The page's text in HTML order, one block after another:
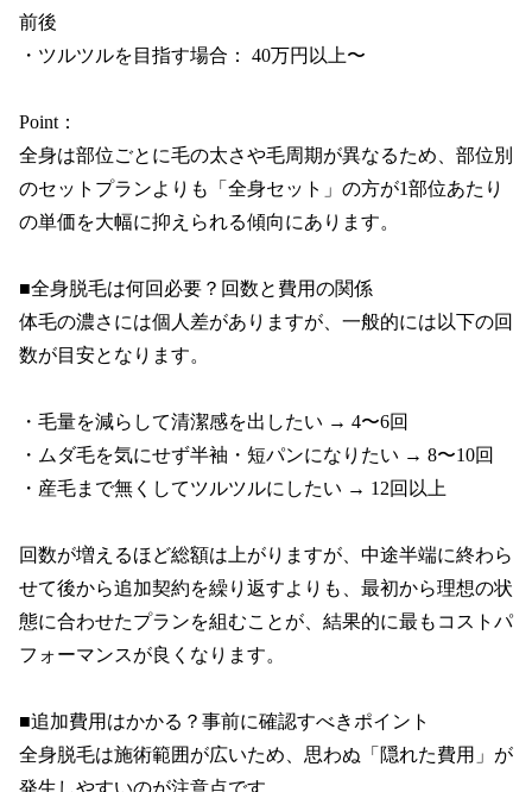
前後
・ツルツルを目指す場合： 40万円以上〜
Point：
全身は部位ごとに毛の太さや毛周期が異なるため、部位別
のセットプランよりも「全身セット」の方が1部位あたり
の単価を大幅に抑えられる傾向にあります。
■全身脱毛は何回必要？回数と費用の関係
体毛の濃さには個人差がありますが、一般的には以下の回
数が目安となります。
・毛量を減らして清潔感を出したい → 4〜6回
・ムダ毛を気にせず半袖・短パンになりたい → 8〜10回
・産毛まで無くしてツルツルにしたい → 12回以上
回数が増えるほど総額は上がりますが、中途半端に終わら
せて後から追加契約を繰り返すよりも、最初から理想の状
態に合わせたプランを組むことが、結果的に最もコストパ
フォーマンスが良くなります。
■追加費用はかかる？事前に確認すべきポイント
全身脱毛は施術範囲が広いため、思わぬ「隠れた費用」が
発生しやすいのが注意点です。